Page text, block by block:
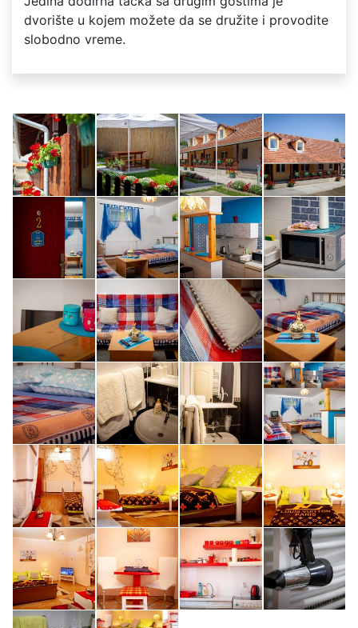
dvorište u kojem možete da se družite i provodite
slobodno vreme.